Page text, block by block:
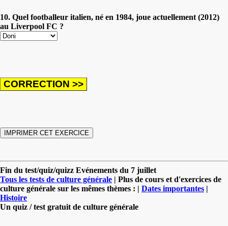
10. Quel footballeur italien, né en 1984, joue actuellement (2012)
au Liverpool FC ?
Fin du test/quiz/quizz Evénements du 7 juillet
Tous les tests de culture générale | Plus de cours et d'exercices de
culture générale sur les mêmes thèmes : | Dates importantes |
Histoire
Un quiz / test gratuit de culture générale